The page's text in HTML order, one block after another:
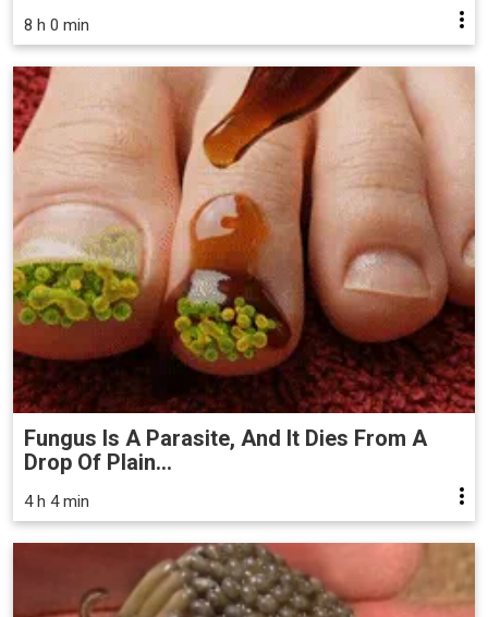
8 h 0 min
Fungus Is A Parasite, And It Dies From A
Drop Of Plain...
4 h 4 min